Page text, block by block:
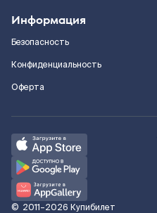
Информация
Безопасность
Конфиденциальность
Оферта
© 2011–2026 Купибилет